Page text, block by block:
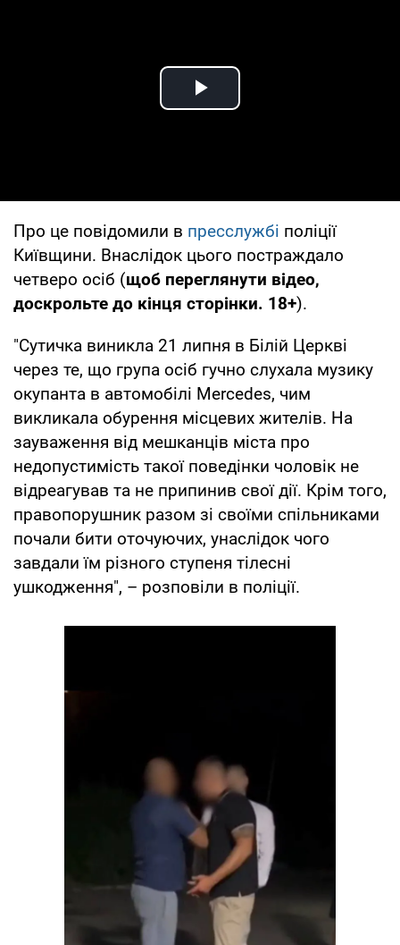
Play Video
Про це повідомили в пресслужбі поліції
Київщини. Внаслідок цього постраждало
четверо осіб (щоб переглянути відео,
доскрольте до кінця сторінки. 18+).
"Сутичка виникла 21 липня в Білій Церкві
через те, що група осіб гучно слухала музику
окупанта в автомобілі Mercedes, чим
викликала обурення місцевих жителів. На
зауваження від мешканців міста про
недопустимість такої поведінки чоловік не
відреагував та не припинив свої дії. Крім того,
правопорушник разом зі своїми спільниками
почали бити оточуючих, унаслідок чого
завдали їм різного ступеня тілесні
ушкодження", – розповіли в поліції.